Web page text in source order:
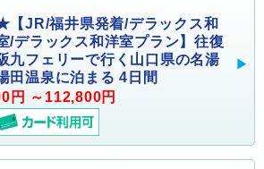
【JR/福井県発着/デラックス和
/デラックス和洋室プラン】往復
九フェリーで行く山口県の名湯
田温泉に泊まる 4日間
円 ～112,800円